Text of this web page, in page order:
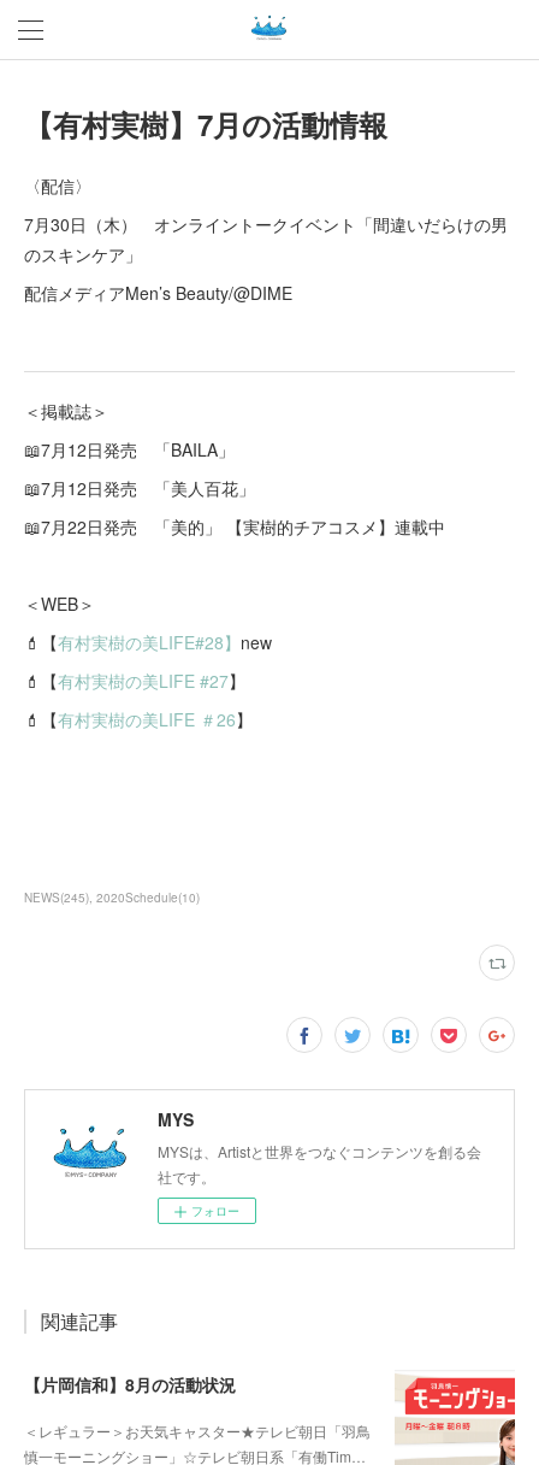
【有村実樹】7月の活動情報
〈配信〉
7月30日（木） オンライントークイベント「間違いだらけの男
のスキンケア」
配信メディアMen’s Beauty/@DIME
＜掲載誌＞
📖7月12日発売 「BAILA」
📖7月12日発売 「美人百花」
📖7月22日発売 「美的」 【実樹的チアコスメ】連載中
＜WEB＞
💄【有村実樹の美LIFE#28】 new
💄【有村実樹の美LIFE #27】
💄【有村実樹の美LIFE ＃26】
NEWS(245) 2020Schedule(10)
MYS
MYSは、Artistと世界をつなぐコンテンツを創る会
社です。
フォロー
関連記事
【片岡信和】8月の活動状況
＜レギュラー＞お天気キャスター★テレビ朝日「羽鳥
慎一モーニングショー」☆テレビ朝日系「有働Tim…